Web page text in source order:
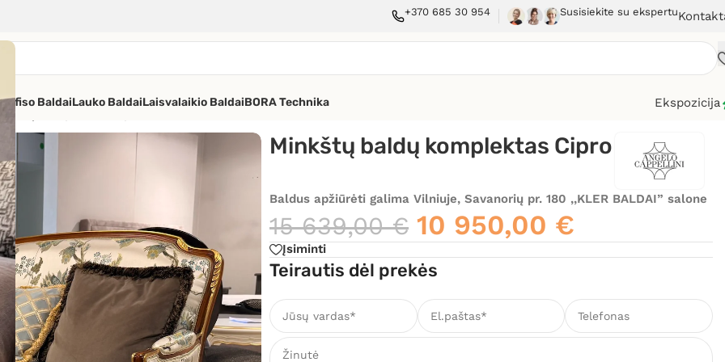
+370 685 30 954 Susisiekite su ekspertu
Ofiso BaldaiLauko BaldaiLaisvalaikio BaldaiBORA Technika
Ekspozicija
Minkštų baldų komplektas Cipro
Baldus apžiūrėti galima Vilniuje, Savanorių pr. 180 ,,KLER BALDAI” salone
15 639,00€ 10 950,00 €
Įsiminti
Teirautis dėl prekės